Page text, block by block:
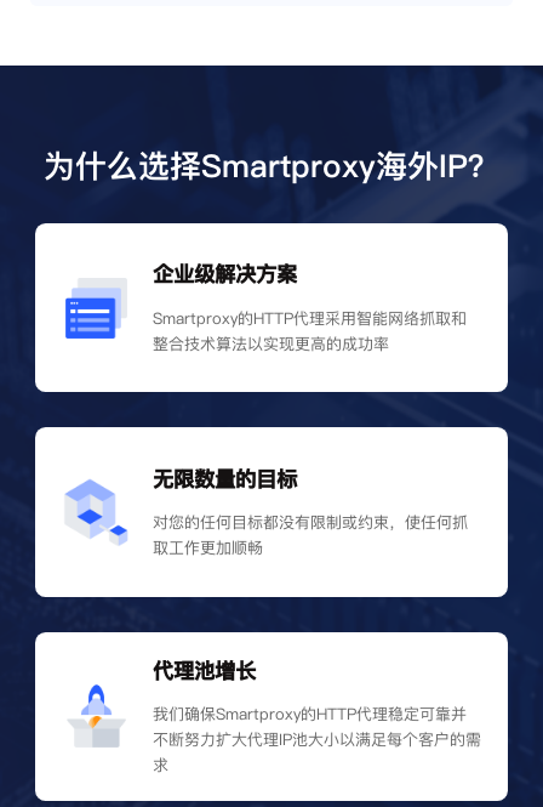
为什么选择Smartproxy海外IP？
企业级解决方案
Smartproxy的HTTP代理采用智能网络抓取和
整合技术算法以实现更高的成功率
无限数量的目标
对您的任何目标都没有限制或约束，使任何抓
取工作更加顺畅
代理池增长
我们确保Smartproxy的HTTP代理稳定可靠并
不断努力扩大代理IP池大小以满足每个客户的需
求